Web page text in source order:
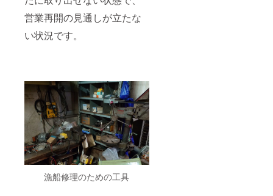
営業再開の見通しが立たな
い状況です。
漁船修理のための工具